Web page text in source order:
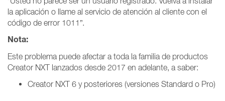
la aplicación o llame al servicio de atención al cliente con el
código de error 1011”.
Nota:
Este problema puede afectar a toda la familia de productos
Creator NXT lanzados desde 2017 en adelante, a saber:
Creator NXT 6 y posteriores (versiones Standard o Pro)